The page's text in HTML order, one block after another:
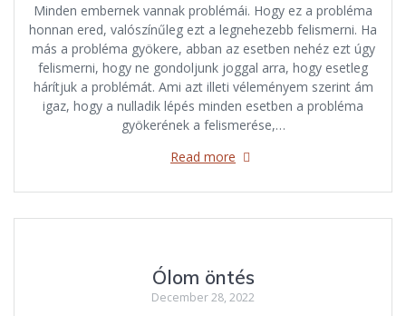
Minden embernek vannak problémái. Hogy ez a probléma
honnan ered, valószínűleg ezt a legnehezebb felismerni. Ha
más a probléma gyökere, abban az esetben nehéz ezt úgy
felismerni, hogy ne gondoljunk joggal arra, hogy esetleg
hárítjuk a problémát. Ami azt illeti véleményem szerint ám
igaz, hogy a nulladik lépés minden esetben a probléma
gyökerének a felismerése,…
Read more
Ólom öntés
December 28, 2022